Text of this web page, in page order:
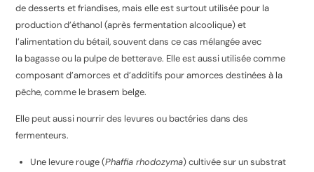
de desserts et friandises, mais elle est surtout utilisée pour la
production d’éthanol (après fermentation alcoolique) et
l’alimentation du bétail, souvent dans ce cas mélangée avec
la bagasse ou la pulpe de betterave. Elle est aussi utilisée comme
composant d’amorces et d’additifs pour amorces destinées à la
pêche, comme le brasem belge.
Elle peut aussi nourrir des levures ou bactéries dans des
fermenteurs.
Une levure rouge (Phaffia rhodozyma) cultivée sur un substrat